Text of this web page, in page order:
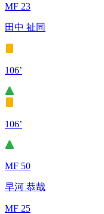
MF 23
田中 祉同
106’
106’
MF 50
早河 恭哉
MF 25